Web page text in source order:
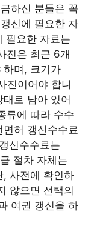
하신 분들은 꼭
신에 필요한 자
필요한 자료는
진은 최근 6개
하며, 크기가
진이어야 합니
로 남아 있어
류에 따라 수수
허 갱신수수료
신수수료는
절차 자체는
, 사전에 확인하
않으면 선택의
여권 갱신을 하